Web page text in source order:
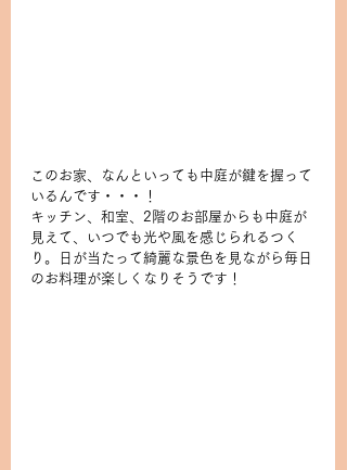
このお家、なんといっても中庭が鍵を握って
いるんです・・・！
キッチン、和室、2階のお部屋からも中庭が
見えて、いつでも光や風を感じられるつく
り。日が当たって綺麗な景色を見ながら毎日
のお料理が楽しくなりそうです！